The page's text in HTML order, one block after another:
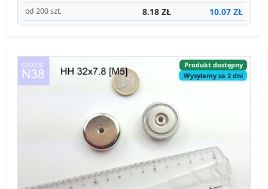
od 200 szt. 8.18 ZŁ 10.07 ZŁ
Produkt dostępny
Wysyłamy za 2 dni